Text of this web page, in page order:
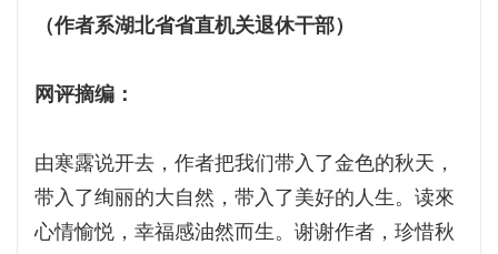
（作者系湖北省省直机关退休干部）
网评摘编：
由寒露说开去，作者把我们带入了金色的秋天，
带入了绚丽的大自然，带入了美好的人生。读來
心情愉悦，幸福感油然而生。谢谢作者，珍惜秋